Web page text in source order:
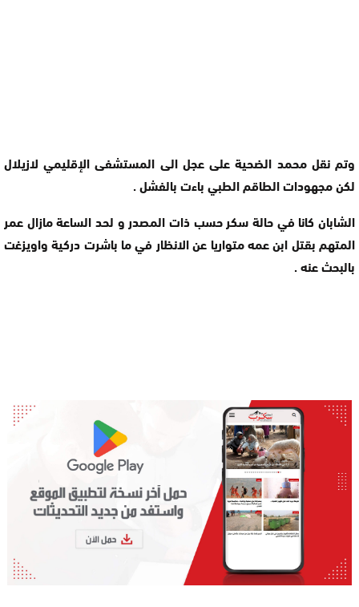
وتم نقل محمد الضحية على عجل الى المستشفى الإقليمي لازيلال
لكن مجهودات الطاقم الطبي باءت بالفشل .
الشابان كانا في حالة سكر حسب ذات المصدر و لحد الساعة مازال عمر
المتهم بقتل ابن عمه متواريا عن الانظار في ما باشرت دركية واويزغت
بالبحث عنه .